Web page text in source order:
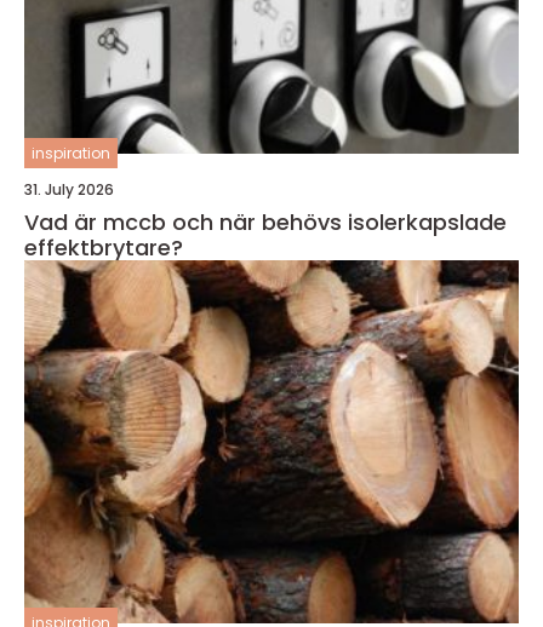
inspiration
31. July 2026
Vad är mccb och när behövs isolerkapslade
effektbrytare?